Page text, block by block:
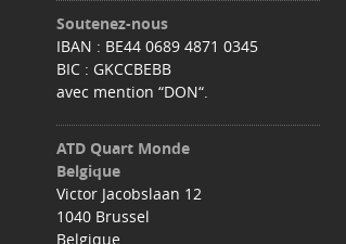
Soutenez-nous
IBAN : BE44 0689 4871 0345
BIC : GKCCBEBB
avec mention “DON“.
ATD Quart Monde
Belgique
Victor Jacobslaan 12
1040 Brussel
Belgique